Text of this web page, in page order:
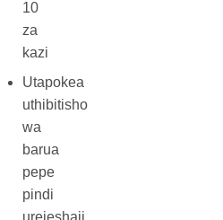
10
za
kazi
Utapokea
uthibitisho
wa
barua
pepe
pindi
urejeshaji